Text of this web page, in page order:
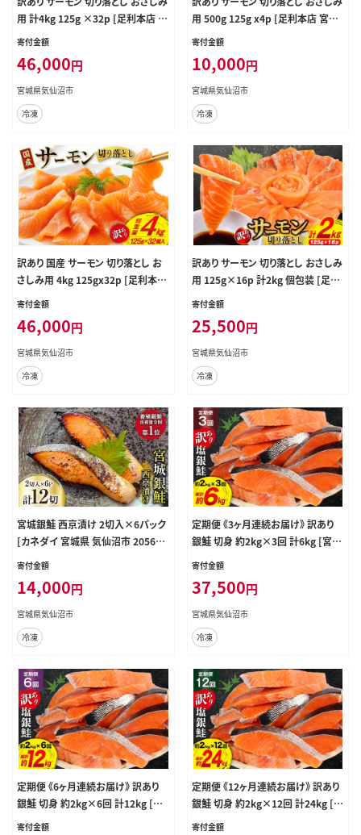
用 計4kg 125g ×32p [足利本店 宮
城県 気仙沼市 20565968] 魚 魚介
個包装 チリ銀鮭 銀鮭 海鮮 海鮮丼
魚介
寄付金額
46,000円
宮城県気仙沼市
冷凍
用 500g 125g x4p [足利本店 宮城
県 気仙沼市 20565975] 魚 魚介類
包装 チリ銀鮭 銀鮭 海鮮 海鮮丼 魚
介 タレ付き
寄付金額
10,000円
宮城県気仙沼市
冷凍
訳あり 国産 サーモン 切り落とし お
さしみ用 4kg 125gx32p [足利本店
宮城県 気仙沼市 20565976] 魚 魚
介類 鮭 お刺し身 刺し身 刺身 生 生
食 個包装 銀鮭 海鮮 海鮮丼 魚介 タ
レ付き
寄付金額
46,000円
宮城県気仙沼市
冷凍
訳あり サーモン 切り落とし おさしみ
用 125g×16p 計2kg 個包装 [足利
本店 宮城県 気仙沼市 20565987]
魚介 魚 鮭 銀鮭 生食用 刺身 お刺し
身 刺し身 海鮮 真空パック 冷凍 訳
アリ
寄付金額
25,500円
宮城県気仙沼市
冷凍
宮城銀鮭 西京漬け 2切入×6パック
[カネダイ 宮城県 気仙沼市 205657
46] 魚 魚介類 漬魚 冷凍 鮭 サケ さ
け しゃけ シャケ 銀鮭 ギンザケ 西京
漬け 個包装 おかず 漬け魚 切り身
切身
寄付金額
14,000円
宮城県気仙沼市
冷凍
定期便 《3ヶ月連続お届け》 訳あり
銀鮭 切身 約2kg×3回 計6kg [宮城
東洋 宮城県 気仙沼市 20564481]
鮭 海鮮 規格外 不揃い さけ サケ 鮭
切身 シャケ 切り身 冷凍 家庭用 訳ア
リ おかず 弁当 支援 事業者支援
寄付金額
37,500円
宮城県気仙沼市
冷凍
定期便 《6ヶ月連続お届け》 訳あり
銀鮭 切身 約2kg×6回 計12kg [宮
城東洋 宮城県 気仙沼市 2056448
寄付金額
定期便 《12ヶ月連続お届け》 訳あり
銀鮭 切身 約2kg×12回 計24kg [宮
城東洋 宮城県 気仙沼市 2056446
寄付金額